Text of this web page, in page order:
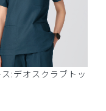
ス:デオスクラブトッ